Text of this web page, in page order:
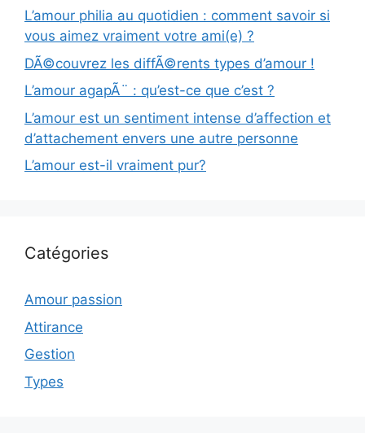
L’amour philia au quotidien : comment savoir si
vous aimez vraiment votre ami(e) ?
DÃ©couvrez les diffÃ©rents types d’amour !
L’amour agapÃ¨ : qu’est-ce que c’est ?
L’amour est un sentiment intense d’affection et
d’attachement envers une autre personne
L’amour est-il vraiment pur?
Catégories
Amour passion
Attirance
Gestion
Types